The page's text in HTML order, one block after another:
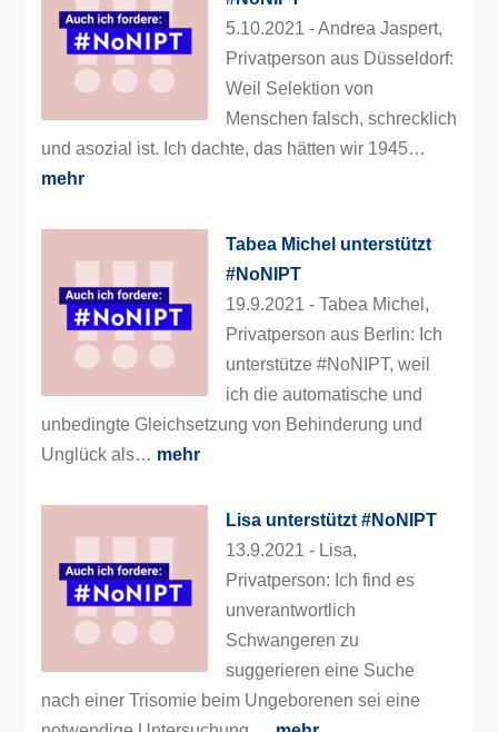
5.10.2021 -Andrea Jaspert,
Privatperson aus Düsseldorf:
Weil Selektion von
Menschen falsch, schrecklich
und asozial ist. Ich dachte, das hätten wir 1945…
mehr
Tabea Michel unterstützt
#NoNIPT
19.9.2021 - Tabea Michel,
Privatperson aus Berlin: Ich
unterstütze #NoNIPT, weil
ich die automatische und
unbedingte Gleichsetzung von Behinderung und
Unglück als… mehr
Lisa unterstützt #NoNIPT
13.9.2021 - Lisa,
Privatperson: Ich find es
unverantwortlich
Schwangeren zu
suggerieren eine Suche
nach einer Trisomie beim Ungeborenen sei eine